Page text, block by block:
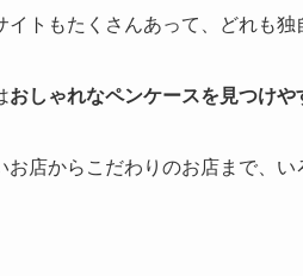
イトもたくさんあって、どれも独
おしゃれなペンケースを見つけや
お店からこだわりのお店まで、